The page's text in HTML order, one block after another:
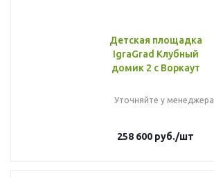
Детская площадка
IgraGrad Клубный
домик 2 с Воркаут
Уточняйте у менеджера
258 600 руб./шт